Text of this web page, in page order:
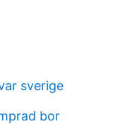
sverige
bor